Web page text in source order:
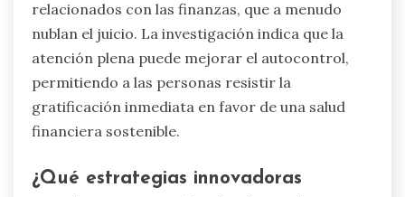
¿Cómo pueden las prácticas de
atención plena cambiar la toma de
decisiones financieras?
Las prácticas de atención plena pueden mejorar
significativamente la toma de decisiones
las elecciones impulsivas. Estas técnicas animan